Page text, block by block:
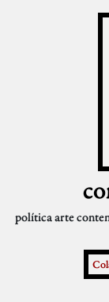
políticaarte